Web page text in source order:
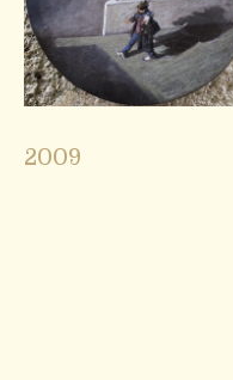
2009